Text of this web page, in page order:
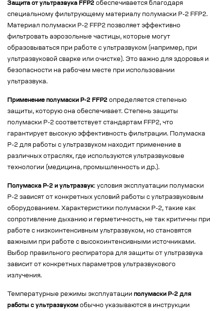
Защита от ультразвука FFP2 обеспечивается благодаря
специальному фильтрующему материалу полумаски Р-2 FFP2.
Материал полумаски Р-2 FFP2 позволяет эффективно
фильтровать аэрозольные частицы, которые могут
образовываться при работе с ультразвуком (например, при
ультразвуковой сварке или очистке). Это важно для здоровья и
безопасности на рабочем месте при использовании
ультразвука.
Применение полумаски Р-2 FFP2 определяется степенью
защиты, которую она обеспечивает. Степень защиты
полумаски Р-2 соответствует стандартам FFP2, что
гарантирует высокую эффективность фильтрации. Полумаска
Р-2 для работы с ультразвуком находит применение в
различных отраслях, где используются ультразвуковые
технологии (медицина, промышленность и др.).
Полумаска Р-2 и ультразвук: условия эксплуатации полумаски
Р-2 зависят от конкретных условий работы с ультразвуковым
оборудованием. Характеристики полумаски Р-2, такие как
сопротивление дыханию и герметичность, не так критичны при
работе с низкоинтенсивным ультразвуком, но становятся
важными при работе с высокоинтенсивными источниками.
Выбор правильного респиратора для защиты от ультразвука
зависит от конкретных параметров ультразвукового
излучения.
Температурные режимы эксплуатации полумаски Р-2 для
работы с ультразвуком обычно указываются в инструкции